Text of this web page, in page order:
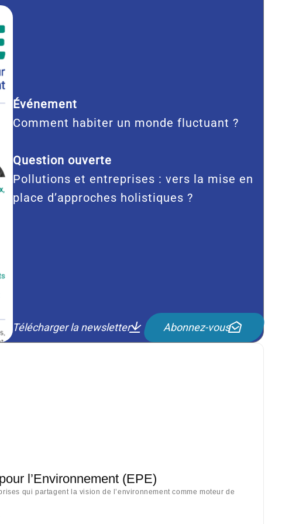
Événement
Comment habiter un monde fluctuant ?
Question ouverte
Pollutions et entreprises : vers la mise en
place d’approches holistiques ?
Télécharger la newsletter Abonnez-vous
l’Environnement (EPE)
qui partagent la vision de l’environnement comme moteur de